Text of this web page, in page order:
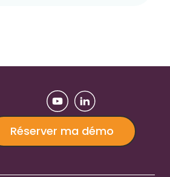
Réserver ma démo